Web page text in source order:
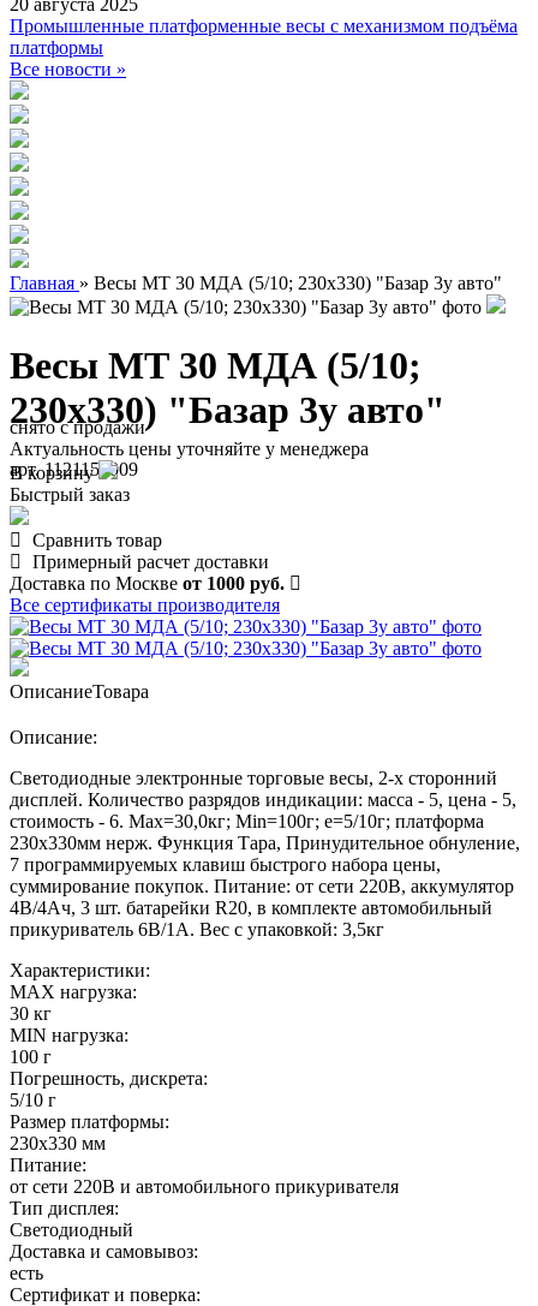
20 августа 2025
Промышленные платформенные весы с механизмом подъёма
платформы
Все новости »
Главная » Весы МТ 30 МДА (5/10; 230х330) "Базар 3у авто"
Весы МТ 30 МДА (5/10;
230х330) "Базар 3у авто"
арт. 1121150009
снято с продажи
Актуальность цены уточняйте у менеджера
В корзину
Быстрый заказ
Сравнить товар
Примерный расчет доставки
Доставка по Москве от 1000 руб.
Все сертификаты производителя
ОписаниеТовара
Описание:
Светодиодные электронные торговые весы, 2-х сторонний
дисплей. Количество разрядов индикации: масса - 5, цена - 5,
стоимость - 6. Max=30,0кг; Min=100г; e=5/10г; платформа
230х330мм нерж. Функция Тара, Принудительное обнуление,
7 программируемых клавиш быстрого набора цены,
суммирование покупок. Питание: от сети 220В, аккумулятор
4В/4Ач, 3 шт. батарейки R20, в комплекте автомобильный
прикуриватель 6В/1А. Вес с упаковкой: 3,5кг
Характеристики:
MAX нагрузка:
30 кг
MIN нагрузка:
100 г
Погрешность, дискрета:
5/10 г
Размер платформы:
230х330 мм
Питание:
от сети 220В и автомобильного прикуривателя
Тип дисплея:
Светодиодный
Доставка и самовывоз:
есть
Сертификат и поверка: